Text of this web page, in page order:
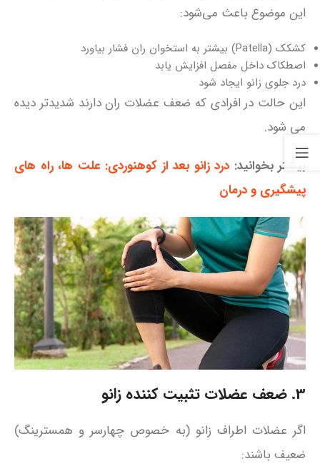
این موضوع باعث می‌شود:
کشکک (Patella) بیشتر به استخوان ران فشار بیاورد
اصطکاک داخل مفصل افزایش یابد
درد جلوی زانو ایجاد شود
این حالت در افرادی که ضعف عضلات ران دارند شدیدتر دیده
می‌ شود.
بیشتر بخوانید: درد زانو بعد از کوهنوردی: علت‌ ها، راه‌ های
پیشگیری و درمان
3. ضعف عضلات تثبیت‌ کننده زانو
اگر عضلات اطراف زانو (به‌ خصوص چهارسر و همسترینگ)
ضعیف باشند: